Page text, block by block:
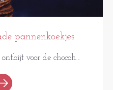
pannenkoekjes
voor de chocoh...